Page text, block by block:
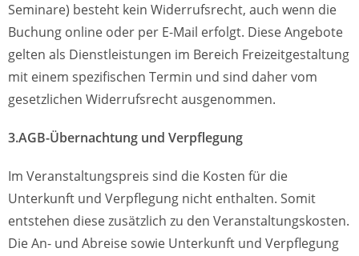
Seminare) besteht kein Widerrufsrecht, auch wenn die
Buchung online oder per E-Mail erfolgt. Diese Angebote
gelten als Dienstleistungen im Bereich Freizeitgestaltung
mit einem spezifischen Termin und sind daher vom
gesetzlichen Widerrufsrecht ausgenommen.
3.AGB-Übernachtung und Verpflegung
Im Veranstaltungspreis sind die Kosten für die
Unterkunft und Verpflegung nicht enthalten. Somit
entstehen diese zusätzlich zu den Veranstaltungskosten.
Die An- und Abreise sowie Unterkunft und Verpflegung